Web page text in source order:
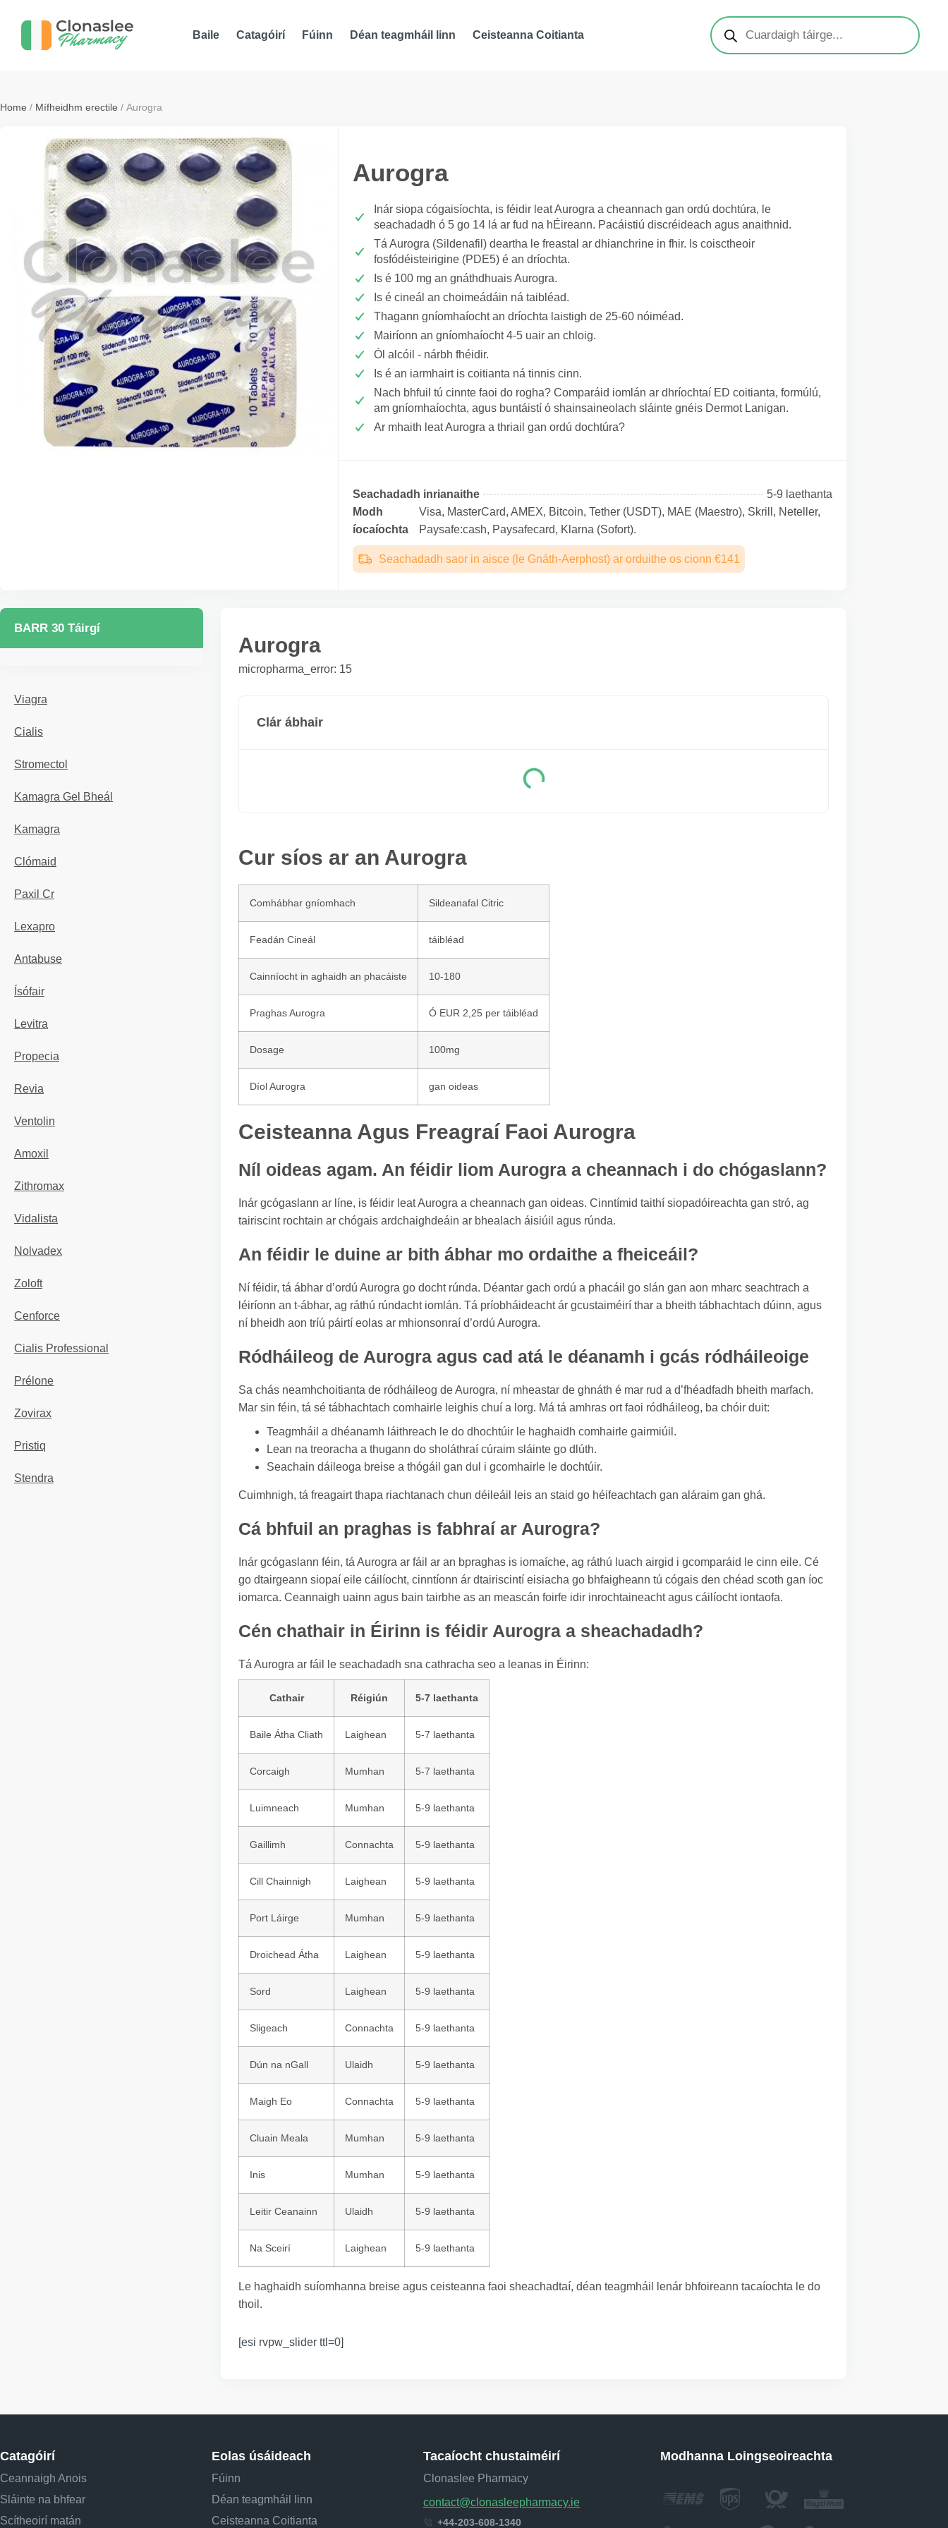
Baile Catagóirí Fúinn Déan teagmháil linn Ceisteanna Coitianta
Home / Mífheidhm erectile / Aurogra
Aurogra
Inár siopa cógaisíochta, is féidir leat Aurogra a cheannach gan ordú dochtúra, le
seachadadh ó 5 go 14 lá ar fud na hÉireann. Pacáistiú discréideach agus anaithnid.
Tá Aurogra (Sildenafil) deartha le freastal ar dhianchrine in fhir. Is coisctheoir
fosfódéisteirigine (PDE5) é an dríochta.
Is é 100 mg an gnáthdhuais Aurogra.
Is é cineál an choimeádáin ná taibléad.
Thagann gníomhaíocht an dríochta laistigh de 25-60 nóiméad.
Mairíonn an gníomhaíocht 4-5 uair an chloig.
Ól alcóil - nárbh fhéidir.
Is é an iarmhairt is coitianta ná tinnis cinn.
Nach bhfuil tú cinnte faoi do rogha? Comparáid iomlán ar dhríochtaí ED coitianta, formúlú,
am gníomhaíochta, agus buntáistí ó shainsaineolach sláinte gnéis Dermot Lanigan.
Ar mhaith leat Aurogra a thriail gan ordú dochtúra?
Seachadadh inrianaithe
5-9 laethanta
Modh
íocaíochta
Visa, MasterCard, AMEX, Bitcoin, Tether (USDТ), MAE (Maestro), Skrill, Neteller,
Paysafe:cash, Paysafecard, Klarna (Sofort).
Seachadadh saor in aisce (le Gnáth-Aerphost) ar orduithe os cionn €141
BARR 30 Táirgí
Viagra
Cialis
Stromectol
Kamagra Gel Bheál
Kamagra
Clómaid
Paxil Cr
Lexapro
Antabuse
Ísófair
Levitra
Propecia
Revia
Ventolin
Amoxil
Zithromax
Vidalista
Nolvadex
Zoloft
Cenforce
Cialis Professional
Prélone
Zovirax
Pristiq
Stendra
Aurogra
micropharma_error: 15
Clár ábhair
Cur síos ar an Aurogra
Comhábhar gníomhach Sildeanafal Citric
Feadán Cineál táibléad
Cainníocht in aghaidh an phacáiste 10-180
Praghas Aurogra Ó EUR 2,25 per táibléad
Dosage 100mg
Díol Aurogra gan oideas
Ceisteanna Agus Freagraí Faoi Aurogra
Níl oideas agam. An féidir liom Aurogra a cheannach i do chógaslann?
Inár gcógaslann ar líne, is féidir leat Aurogra a cheannach gan oideas. Cinntímid taithí siopadóireachta gan stró, ag
tairiscint rochtain ar chógais ardchaighdeáin ar bhealach áisiúil agus rúnda.
An féidir le duine ar bith ábhar mo ordaithe a fheiceáil?
Ní féidir, tá ábhar d’ordú Aurogra go docht rúnda. Déantar gach ordú a phacáil go slán gan aon mharc seachtrach a
léiríonn an t-ábhar, ag ráthú rúndacht iomlán. Tá príobháideacht ár gcustaiméirí thar a bheith tábhachtach dúinn, agus
ní bheidh aon tríú páirtí eolas ar mhionsonraí d’ordú Aurogra.
Ródháileog de Aurogra agus cad atá le déanamh i gcás ródháileoige
Sa chás neamhchoitianta de ródháileog de Aurogra, ní mheastar de ghnáth é mar rud a d’fhéadfadh bheith marfach.
Mar sin féin, tá sé tábhachtach comhairle leighis chuí a lorg. Má tá amhras ort faoi ródháileog, ba chóir duit:
Teagmháil a dhéanamh láithreach le do dhochtúir le haghaidh comhairle gairmiúil.
Lean na treoracha a thugann do sholáthraí cúraim sláinte go dlúth.
Seachain dáileoga breise a thógáil gan dul i gcomhairle le dochtúir.
Cuimhnigh, tá freagairt thapa riachtanach chun déileáil leis an staid go héifeachtach gan aláraim gan ghá.
Cá bhfuil an praghas is fabhraí ar Aurogra?
Inár gcógaslann féin, tá Aurogra ar fáil ar an bpraghas is iomaíche, ag ráthú luach airgid i gcomparáid le cinn eile. Cé
go dtairgeann siopaí eile cáilíocht, cinntíonn ár dtairiscintí eisiacha go bhfaigheann tú cógais den chéad scoth gan íoc
iomarca. Ceannaigh uainn agus bain tairbhe as an meascán foirfe idir inrochtaineacht agus cáilíocht iontaofa.
Cén chathair in Éirinn is féidir Aurogra a sheachadadh?
Tá Aurogra ar fáil le seachadadh sna cathracha seo a leanas in Éirinn:
Cathair Réigiún 5-7 laethanta
Baile Átha Cliath Laighean 5-7 laethanta
Corcaigh Mumhan 5-7 laethanta
Luimneach Mumhan 5-9 laethanta
Gaillimh Connachta 5-9 laethanta
Cill Chainnigh Laighean 5-9 laethanta
Port Láirge Mumhan 5-9 laethanta
Droichead Átha Laighean 5-9 laethanta
Sord Laighean 5-9 laethanta
Sligeach Connachta 5-9 laethanta
Dún na nGall Ulaidh 5-9 laethanta
Maigh Eo Connachta 5-9 laethanta
Cluain Meala Mumhan 5-9 laethanta
Inis Mumhan 5-9 laethanta
Leitir Ceanainn Ulaidh 5-9 laethanta
Na Sceirí Laighean 5-9 laethanta
Le haghaidh suíomhanna breise agus ceisteanna faoi sheachadtaí, déan teagmháil lenár bhfoireann tacaíochta le do
thoil.
[esi rvpw_slider ttl=0]
Catagóirí
Ceannaigh Anois
Sláinte na bhfear
Scítheoirí matán
Eolas úsáideach
Fúinn
Déan teagmháil linn
Ceisteanna Coitianta
Tacaíocht chustaiméirí
Clonaslee Pharmacy
contact@clonasleepharmacy.ie
+44-203-608-1340
Modhanna Loingseoireachta